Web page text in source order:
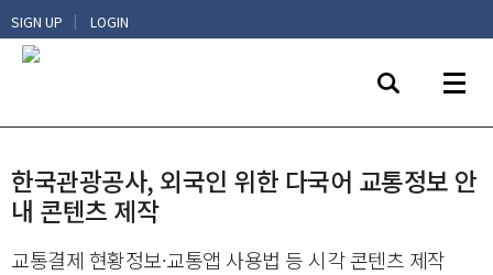
SIGN UP | LOGIN
한국관광공사, 외국인 위한 다국어 교통정보 안
내 콘텐츠 제작
교통결제 현황정보·교통앱 사용법 등 시각 콘텐츠 제작